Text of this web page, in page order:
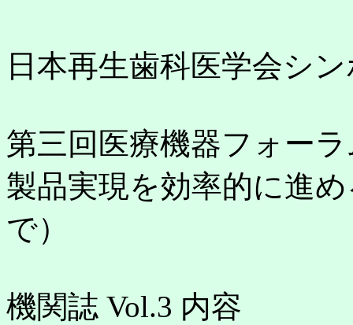
日本再生歯科医学会シ
第三回医療機器フォー
製品実現を効率的に進
で）
機関誌 Vol.3 内容